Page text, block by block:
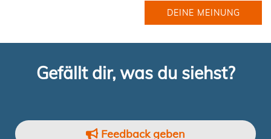
DEINE MEINUNG
Gefällt dir, was du siehst?
Feedback geben